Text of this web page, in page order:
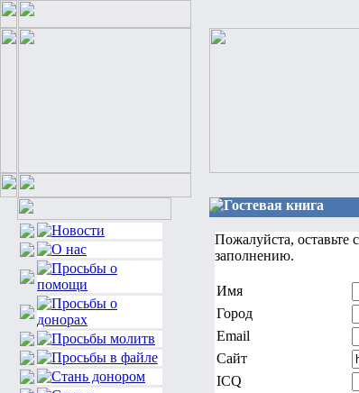
Гостевая книга
Пожалуйста,
заполнению.
Имя
Город
Email
Сайт
ICQ